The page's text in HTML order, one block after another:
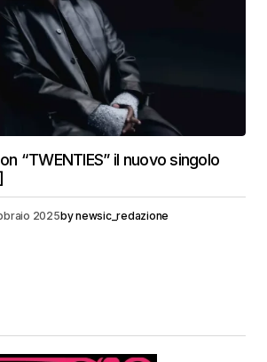
“TWENTIES” il nuovo singolo
2025bynewsic_redazione